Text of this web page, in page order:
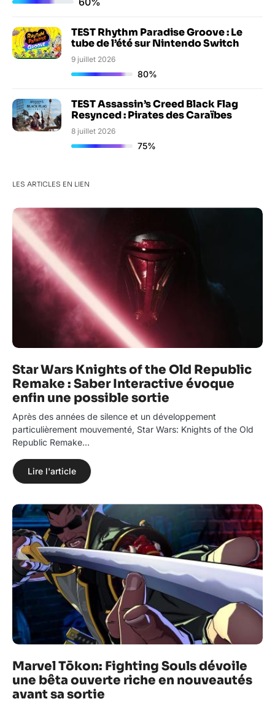
TEST Rhythm Paradise Groove : Le
tube de l’été sur Nintendo Switch
9 juillet 2026
80%
TEST Assassin’s Creed Black Flag
Resynced : Pirates des Caraïbes
8 juillet 2026
75%
LES ARTICLES EN LIEN
Star Wars Knights of the Old Republic
Remake : Saber Interactive évoque
enfin une possible sortie
Après des années de silence et un développement
particulièrement mouvementé, Star Wars: Knights of the Old
Republic Remake…
Lire l'article
Marvel Tōkon: Fighting Souls dévoile
une bêta ouverte riche en nouveautés
avant sa sortie